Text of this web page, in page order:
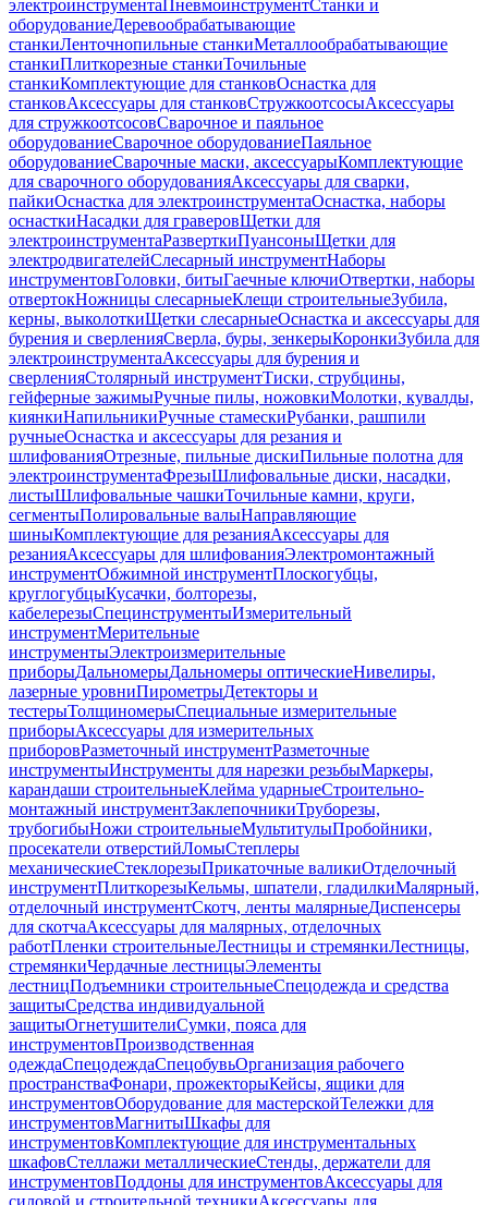
электроинструментаПневмоинструментСтанки и
оборудованиеДеревообрабатывающие
станкиЛенточнопильные станкиМеталлообрабатывающие
станкиПлиткорезные станкиТочильные
станкиКомплектующие для станковОснастка для
станковАксессуары для станковСтружкоотсосыАксессуары
для стружкоотсосовСварочное и паяльное
оборудованиеСварочное оборудованиеПаяльное
оборудованиеСварочные маски, аксессуарыКомплектующие
для сварочного оборудованияАксессуары для сварки,
пайкиОснастка для электроинструментаОснастка, наборы
оснасткиНасадки для граверовЩетки для
электроинструментаРазверткиПуансоныЩетки для
электродвигателейСлесарный инструментНаборы
инструментовГоловки, битыГаечные ключиОтвертки, наборы
отвертокНожницы слесарныеКлещи строительныеЗубила,
керны, выколоткиЩетки слесарныеОснастка и аксессуары для
бурения и сверленияСверла, буры, зенкерыКоронкиЗубила для
электроинструментаАксессуары для бурения и
сверленияСтолярный инструментТиски, струбцины,
гейферные зажимыРучные пилы, ножовкиМолотки, кувалды,
киянкиНапильникиРучные стамескиРубанки, рашпили
ручныеОснастка и аксессуары для резания и
шлифованияОтрезные, пильные дискиПильные полотна для
электроинструментаФрезыШлифовальные диски, насадки,
листыШлифовальные чашкиТочильные камни, круги,
сегментыПолировальные валыНаправляющие
шиныКомплектующие для резанияАксессуары для
резанияАксессуары для шлифованияЭлектромонтажный
инструментОбжимной инструментПлоскогубцы,
круглогубцыКусачки, болторезы,
кабелерезыСпецинструментыИзмерительный
инструментМерительные
инструментыЭлектроизмерительные
приборыДальномерыДальномеры оптическиеНивелиры,
лазерные уровниПирометрыДетекторы и
тестерыТолщиномерыСпециальные измерительные
приборыАксессуары для измерительных
приборовРазметочный инструментРазметочные
инструментыИнструменты для нарезки резьбыМаркеры,
карандаши строительныеКлейма ударныеСтроительно-
монтажный инструментЗаклепочникиТруборезы,
трубогибыНожи строительныеМультитулыПробойники,
просекатели отверстийЛомыСтеплеры
механическиеСтеклорезыПрикаточные валикиОтделочный
инструментПлиткорезыКельмы, шпатели, гладилкиМалярный,
отделочный инструментСкотч, ленты малярныеДиспенсеры
для скотчаАксессуары для малярных, отделочных
работПленки строительныеЛестницы и стремянкиЛестницы,
стремянкиЧердачные лестницыЭлементы
лестницПодъемники строительныеСпецодежда и средства
защитыСредства индивидуальной
защитыОгнетушителиСумки, пояса для
инструментовПроизводственная
одеждаСпецодеждаСпецобувьОрганизация рабочего
пространстваФонари, прожекторыКейсы, ящики для
инструментовОборудование для мастерскойТележки для
инструментовМагнитыШкафы для
инструментовКомплектующие для инструментальных
шкафовСтеллажи металлическиеСтенды, держатели для
инструментовПоддоны для инструментовАксессуары для
силовой и строительной техникиАксессуары для